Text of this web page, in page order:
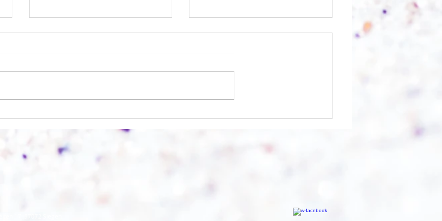
17, 57072 Siegen